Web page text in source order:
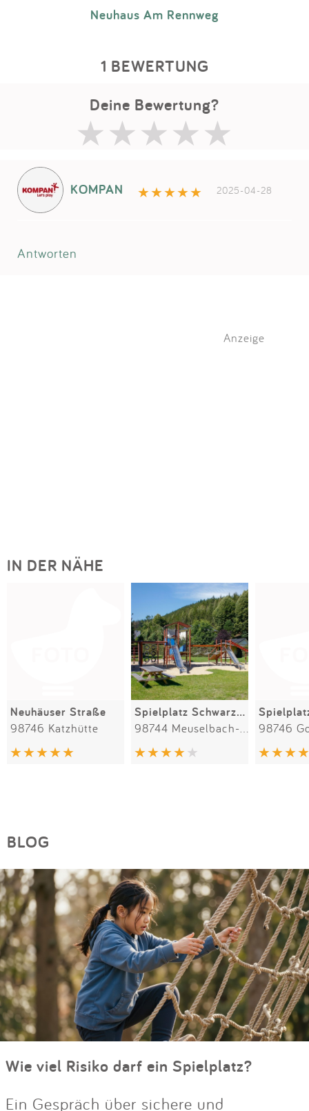
Neuhaus Am Rennweg
1 BEWERTUNG
Deine Bewertung?
KOMPAN 2025-04-28
Antworten
Anzeige
IN DER NÄHE
Neuhäuser Straße
98746 Katzhütte
Spielplatz Schwarzmühle
98746
BLOG
Wie viel Risiko darf ein Spielplatz?
Ein Gespräch über sichere und